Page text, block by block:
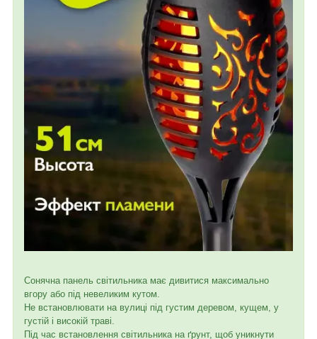
Сонячна панель світильника має дивитися максимально
вгору або під невеликим кутом.
Не встановлювати на вулиці під густим деревом, кущем, у
густій і високій траві.
Під час встановлення світильника на ґрунт, щоб уникнути